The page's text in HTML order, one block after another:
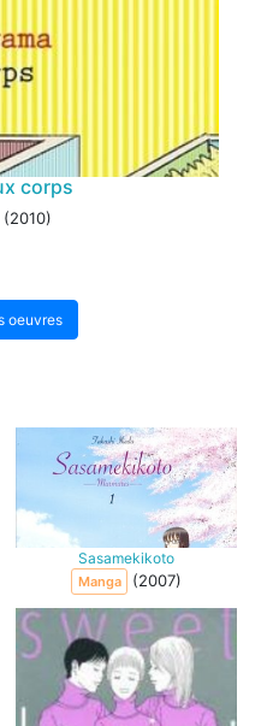
corps
(2010)
oeuvres
Sasamekikoto
Manga (2007)